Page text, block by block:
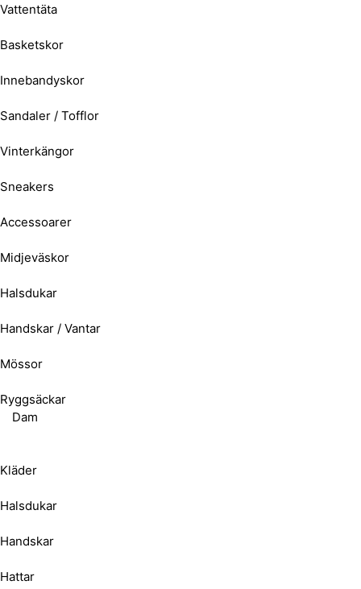
Vattentäta
Basketskor
Innebandyskor
Sandaler / Tofflor
Vinterkängor
Sneakers
Accessoarer
Midjeväskor
Halsdukar
Handskar / Vantar
Mössor
Ryggsäckar
Dam
Kläder
Halsdukar
Handskar
Hattar